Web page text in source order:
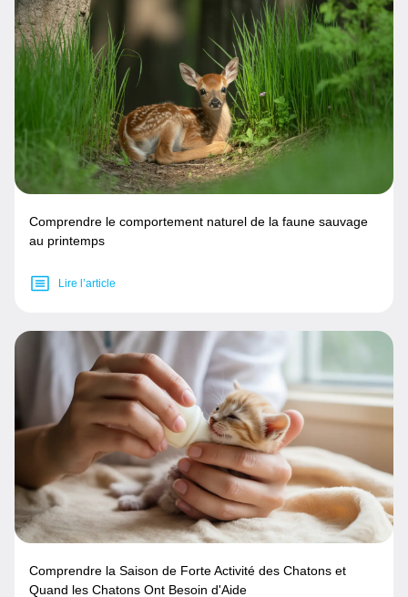
Comprendre le comportement naturel de la faune sauvage
au printemps
Lire l’article
Comprendre la Saison de Forte Activité des Chatons et
Quand les Chatons Ont Besoin d'Aide